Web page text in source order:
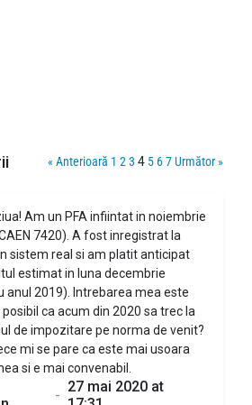
« Anterioară 1 2 3 4 5 67Următor »
Am un PFA infiintat in noiembrie
7420). A fost inregistrat la
sistem real si am platit anticipat
estimat in luna decembrie
anul 2019). Intrebarea mea este
posibil ca acum din 2020 sa trec la
de impozitare pe norma de venit?
mi se pare ca este mai usoara
si e mai convenabil.
- 27 mai 2020 at